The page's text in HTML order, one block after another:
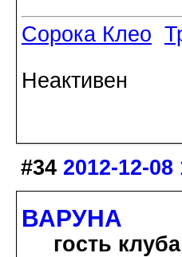
Сорока Клео
Неактивен
#34 2012-12-08
ВАРУНА
гость клуба